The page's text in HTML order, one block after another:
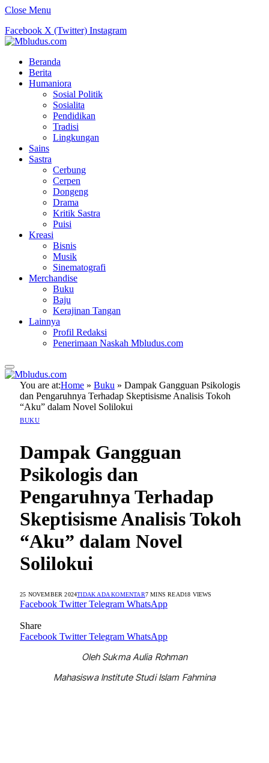
Close Menu
Facebook X (Twitter) Instagram
Beranda
Berita
Humaniora
Sosial Politik
Sosialita
Pendidikan
Tradisi
Lingkungan
Sains
Sastra
Cerbung
Cerpen
Dongeng
Drama
Kritik Sastra
Puisi
Kreasi
Bisnis
Musik
Sinematografi
Merchandise
Buku
Baju
Kerajinan Tangan
Lainnya
Profil Redaksi
Penerimaan Naskah Mbludus.com
You are at:Home » Buku » Dampak Gangguan Psikologis
dan Pengaruhnya Terhadap Skeptisisme Analisis Tokoh
“Aku” dalam Novel Solilokui
BUKU
Dampak Gangguan
Psikologis dan
Pengaruhnya Terhadap
Skeptisisme Analisis Tokoh
“Aku” dalam Novel
Solilokui
25 NOVEMBER 2024TIDAK ADA KOMENTAR7 MINS READ18 VIEWS
Facebook Twitter Telegram WhatsApp
Share
Facebook Twitter Telegram WhatsApp
Oleh Sukma Aulia Rohman
Mahasiswa Institute Studi Islam Fahmina